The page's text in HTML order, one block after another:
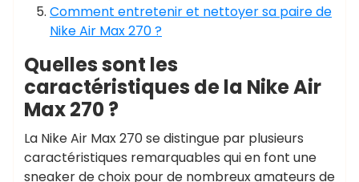
Comment entretenir et nettoyer sa paire de
Nike Air Max 270 ?
Quelles sont les
caractéristiques de la Nike Air
Max 270 ?
La Nike Air Max 270 se distingue par plusieurs
caractéristiques remarquables qui en font une
sneaker de choix pour de nombreux amateurs de